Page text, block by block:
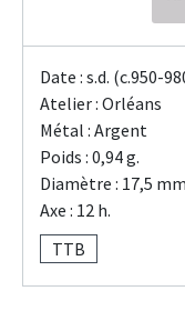
Date : s.d. (c.950-
Atelier : Orléans
Métal : Argent
Poids : 0,94 g.
Diamètre : 17,5
Axe : 12 h.
TTB